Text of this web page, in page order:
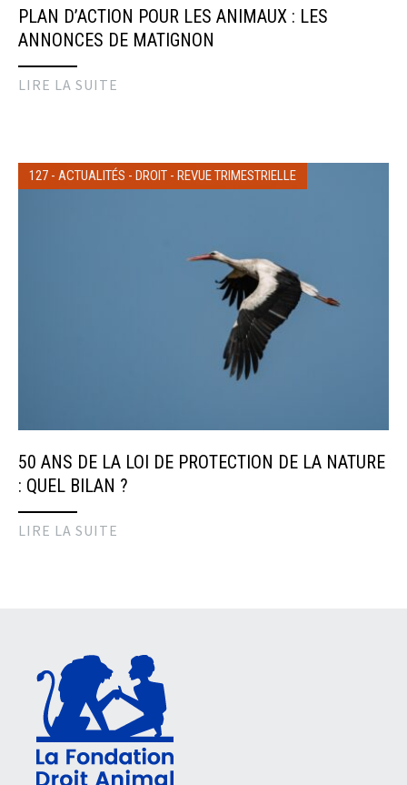
PLAN D’ACTION POUR LES ANIMAUX : LES
ANNONCES DE MATIGNON
LIRE LA SUITE
127 - ACTUALITÉS - DROIT - REVUE TRIMESTRIELLE
50 ANS DE LA LOI DE PROTECTION DE LA NATURE
: QUEL BILAN ?
LIRE LA SUITE